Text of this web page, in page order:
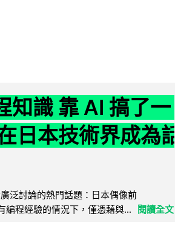
知識 靠 AI 搞了一
日本技術界成為話
泛討論的熱門話題：日本偶像前
編程經驗的情況下，僅憑藉與...
閱讀全文